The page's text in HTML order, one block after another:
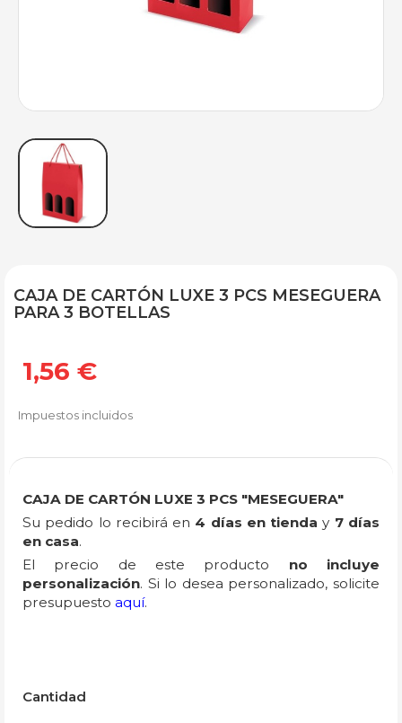
CAJA DE CARTÓN LUXE 3 PCS MESEGUERA
PARA 3 BOTELLAS
1,56 €
Impuestos incluidos
CAJA DE CARTÓN LUXE 3 PCS "MESEGUERA"
Su pedido lo recibirá en 4 días en tienda y 7 días
en casa.
El precio de este producto no incluye
personalización. Si lo desea personalizado, solicite
presupuesto aquí.
Cantidad